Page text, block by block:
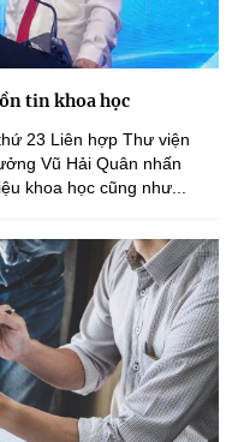
tin khoa học
23 Liên hợp Thư viện
Vũ Hải Quân nhấn
khoa học cũng như...